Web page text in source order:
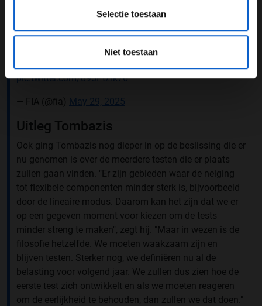
Selectie toestaan
Niet toestaan
Front wing flexibility tests are being stiffened this
Gorgio Piola illustrates how the FIA tests front and rear
pic.twitter.com/895Ptzrk76
— FIA (@fia) May 29, 2025
Uitleg Tombazis
Ook ging Tombazis nog dieper in op de beslissing die er
nu genomen is over de meerdere testen die er plaats
zullen gaan vinden. "Er zijn gebieden waar de neiging
tot flexibele componenten minder sterk is, bijvoorbeeld
door de lineaire modus. Daarom kan het zijn dat we er
op een gegeven moment voor kiezen om de tests
minder streng te maken", zegt hij. "Maar in wezen is de
filosofie hetzelfde. We moeten waakzaam zijn en
blijven testen. Sterker nog, we definiëren nu al de
belasting voor volgend jaar. We zullen dus zien hoe de
eerste test zich ontwikkelt en als we moeten reageren
om de eerlijkheid te behouden, dan zullen we dat doen."